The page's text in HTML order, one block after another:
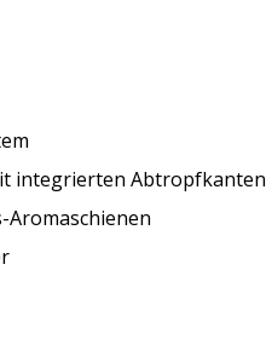
integrierten Abtropfkanten